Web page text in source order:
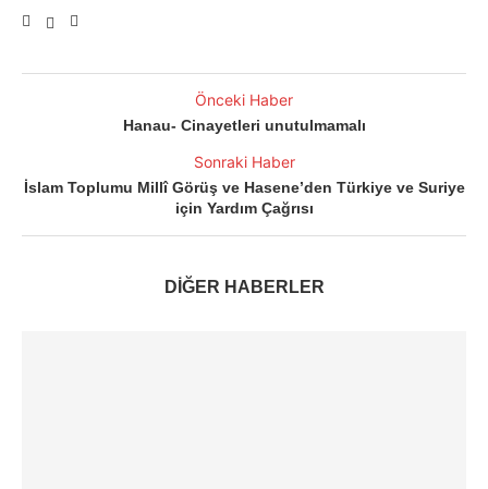
Önceki Haber
Hanau- Cinayetleri unutulmamalı
Sonraki Haber
İslam Toplumu Millî Görüş ve Hasene’den Türkiye ve Suriye
için Yardım Çağrısı
DİĞER HABERLER